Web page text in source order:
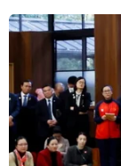
TIN
Mỹ có
chiến lược
07/08/2026 10:08